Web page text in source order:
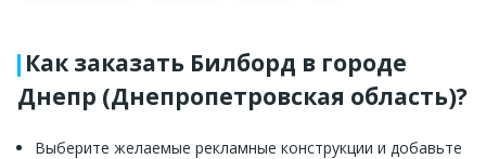
Как заказать Билборд в городе
Днепр (Днепропетровская область)?
Выберите желаемые рекламные конструкции и добавьте